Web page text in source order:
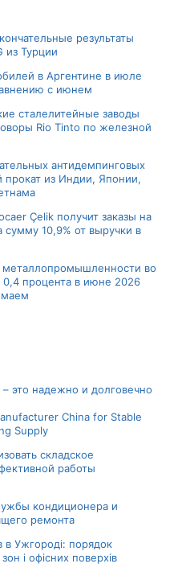
результаты
из Турции
в Аргентине в июле
с июнем
сталелитейные заводы
Rio Tinto по железной
антидемпинговых
прокат из Индии, Японии,
Çelik получит заказы на
10,9% от выручки в
во
0,4 процента в июне 2026
маем
это надежно и долговечно
China for Stable
Supply
складское
работы
кондиционера и
ремонта
в Ужгороді: порядок
і офісних поверхів